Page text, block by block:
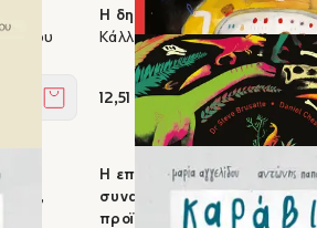
Στο καλάθι
Η δημιουργία του σύμπαντος
Κάλλια Σπανουδάκη,
12,51 €
Η εποχή των δεινοσαύρων -
συναρπαστικό ταξίδι στον
προϊστορίας